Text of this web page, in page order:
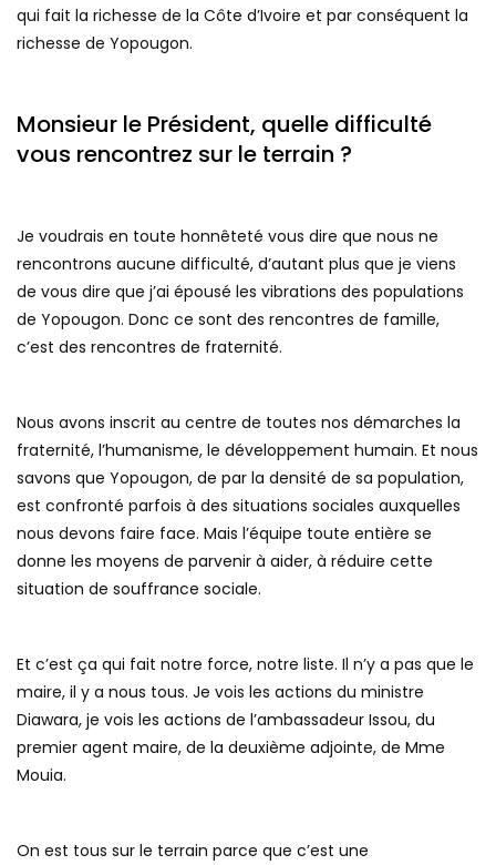
qui fait la richesse de la Côte d’Ivoire et par conséquent la
richesse de Yopougon.
Monsieur le Président, quelle difficulté
vous rencontrez sur le terrain ?
Je voudrais en toute honnêteté vous dire que nous ne
rencontrons aucune difficulté, d’autant plus que je viens
de vous dire que j’ai épousé les vibrations des populations
de Yopougon. Donc ce sont des rencontres de famille,
c’est des rencontres de fraternité.
Nous avons inscrit au centre de toutes nos démarches la
fraternité, l’humanisme, le développement humain. Et nous
savons que Yopougon, de par la densité de sa population,
est confronté parfois à des situations sociales auxquelles
nous devons faire face. Mais l’équipe toute entière se
donne les moyens de parvenir à aider, à réduire cette
situation de souffrance sociale.
Et c’est ça qui fait notre force, notre liste. Il n’y a pas que le
maire, il y a nous tous. Je vois les actions du ministre
Diawara, je vois les actions de l’ambassadeur Issou, du
premier agent maire, de la deuxième adjointe, de Mme
Mouia.
On est tous sur le terrain parce que c’est une